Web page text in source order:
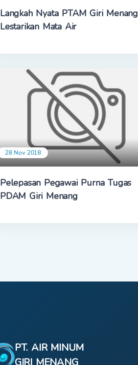
Langkah Nyata PTAM Giri Menang
Lestarikan Mata Air
28 Nov 2018
Pelepasan Pegawai Purna Tugas
PDAM Giri Menang
PT. AIR MINUM
GIRI MENANG